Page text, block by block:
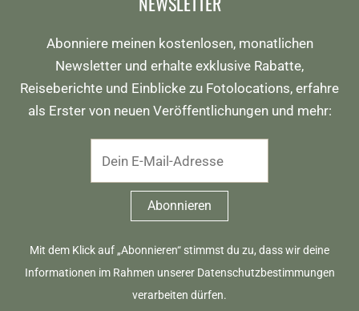
Abonniere meinen kostenlosen, monatlichen
Newsletter und erhalte exklusive Rabatte,
Reiseberichte und Einblicke zu Fotolocations, erfahre
als Erster von neuen Veröffentlichungen und mehr:
Mit dem Klick auf „Abonnieren“ stimmst du zu, dass wir deine
Informationen im Rahmen unserer Datenschutzbestimmungen
verarbeiten dürfen.